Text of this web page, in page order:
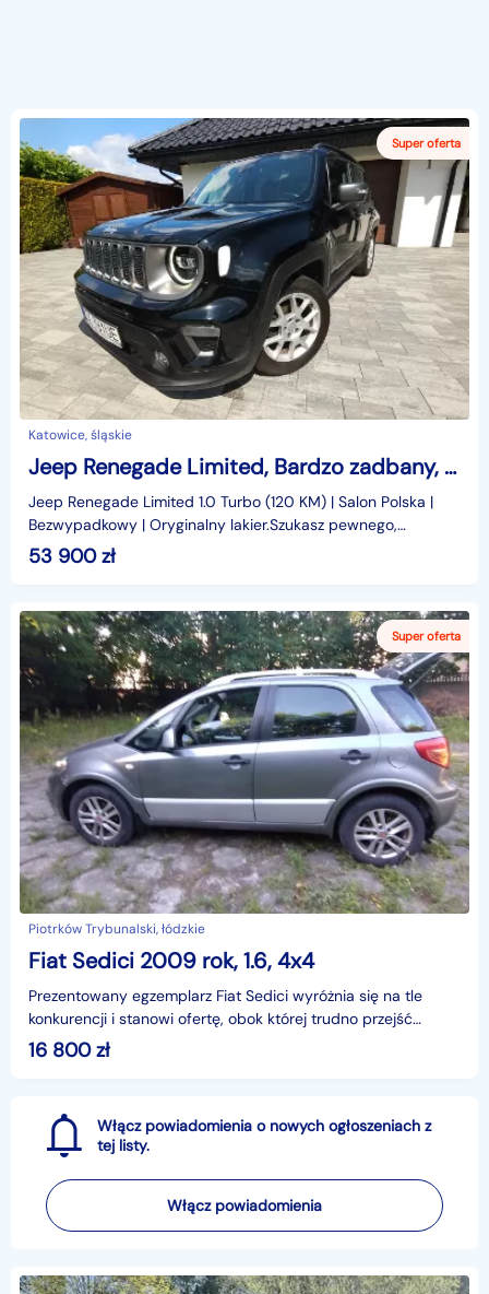
Katowice, śląskie
Jeep Renegade Limited, Bardzo zadbany, BEZWYPADKOWY, krajowy
Jeep Renegade Limited 1.0 Turbo (120 KM) | Salon Polska |
Bezwypadkowy | Oryginalny lakier.Szukasz pewnego,
zadbanego i stylowego miejskiego SUV-a? Trafiłeś ide
53 900zł
Piotrków Trybunalski, łódzkie
Fiat Sedici 2009 rok, 1.6, 4x4
Prezentowany egzemplarz Fiat Sedici wyróżnia się na tle
konkurencji i stanowi ofertę, obok której trudno przejść
obojętnie. Egzemplarz z 2009 roku to rozsądny w
16 800zł
Włącz powiadomienia o nowych ogłoszeniach z
tej listy.
Włącz powiadomienia